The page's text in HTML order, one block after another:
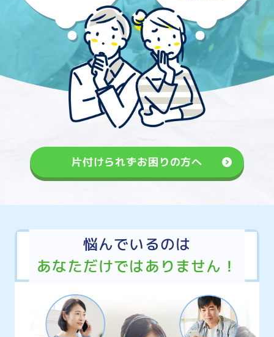
片付けられずお困りの方へ
悩んでいるのは
あなただけではありません！